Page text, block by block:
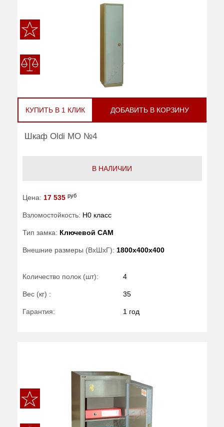
КУПИТЬ В 1 КЛИК ДОБАВИТЬ В КОРЗИНУ
Шкаф Oldi МО №4
В НАЛИЧИИ
Цена: 17 535 руб
Взломостойкость: H0 класс
Тип замка: Ключевой САМ
Внешние размеры (ВхШхГ): 1800x400x400
Количество полок (шт): 4
Вес (кг) : 35
Гарантия: 1 год